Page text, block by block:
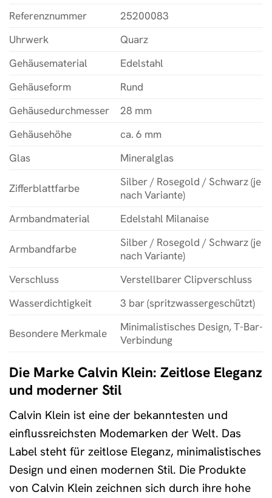
Referenznummer
25200083
Uhrwerk
Quarz
Gehäusematerial
Edelstahl
Gehäuseform
Rund
Gehäusedurchmesser
28 mm
Gehäusehöhe
ca. 6 mm
Glas
Mineralglas
Zifferblattfarbe
Silber / Rosegold / Schwarz (je
nach Variante)
Armbandmaterial
Edelstahl Milanaise
Armbandfarbe
Silber / Rosegold / Schwarz (je
nach Variante)
Verschluss
Verstellbarer Clipverschluss
Wasserdichtigkeit
3 bar (spritzwassergeschützt)
Besondere Merkmale
Minimalistisches Design, T-Bar-
Verbindung
Die Marke Calvin Klein: Zeitlose Eleganz
und moderner Stil
Calvin Klein ist eine der bekanntesten und
einflussreichsten Modemarken der Welt. Das
Label steht für zeitlose Eleganz, minimalistisches
Design und einen modernen Stil. Die Produkte
von Calvin Klein zeichnen sich durch ihre hohe